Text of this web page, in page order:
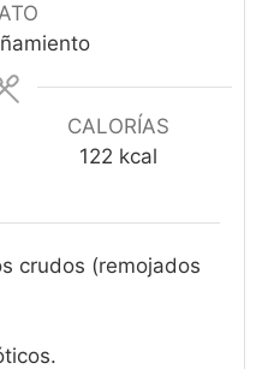
o
CALORÍAS
122 kcal
crudos (remojados